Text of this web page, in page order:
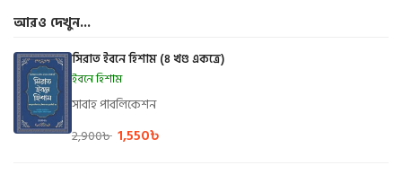
আরও দেখুন...
সিরাত ইবনে হিশাম (৪ খণ্ড একত্রে)
ইবনে হিশাম
সাবাহ পাবলিকেশন
2,900৳ 1,550৳